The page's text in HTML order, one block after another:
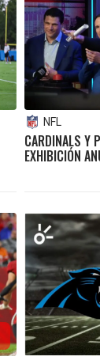
NFL
CARDINALS Y
EXHIBICIÓN